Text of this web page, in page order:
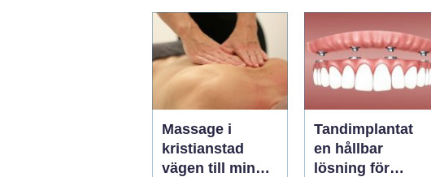
Massage i
kristianstad
vägen till mindre
Tandimplantat
en hållbar
lösning för